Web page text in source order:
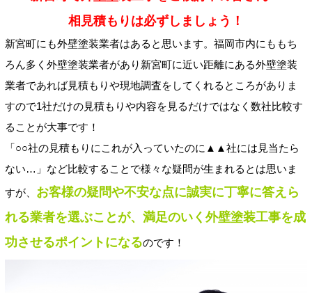
相見積もりは必ずしましょう！
新宮町にも外壁塗装業者はあると思います。福岡市内にももち
ろん多く外壁塗装業者があり新宮町に近い距離にある外壁塗装
業者であれば見積もりや現地調査をしてくれるところがありま
すので1社だけの見積もりや内容を見るだけではなく数社比較す
ることが大事です！
「○○社の見積もりにこれが入っていたのに▲▲社には見当たら
ない…」など比較することで様々な疑問が生まれるとは思いま
すが、 お客様の疑問や不安な点に誠実に丁寧に答えら
れる業者を選ぶことが、満足のいく外壁塗装工事を成
功させるポイントになるのです！